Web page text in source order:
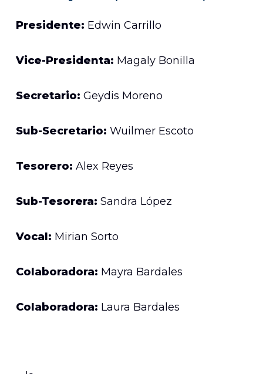
Presidente: Edwin Carrillo
Vice-Presidenta: Magaly Bonilla
Secretario: Geydis Moreno
Sub-Secretario: Wuilmer Escoto
Tesorero: Alex Reyes
Sub-Tesorera: Sandra López
Vocal: Mirian Sorto
Colaboradora: Mayra Bardales
Colaboradora: Laura Bardales